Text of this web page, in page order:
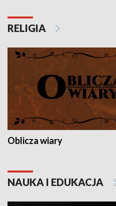
RELIGIA
Oblicza wiary
NAUKA I EDUKACJA